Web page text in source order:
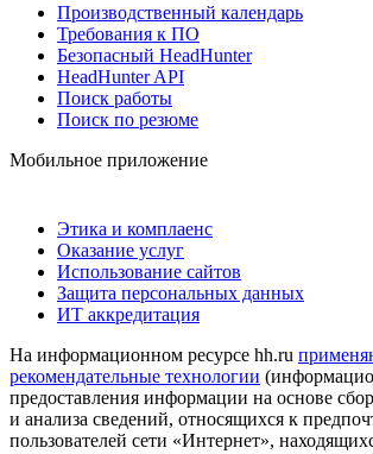
Производственный календарь
Требования к ПО
Безопасный HeadHunter
HeadHunter API
Поиск работы
Поиск по резюме
Мобильное приложение
Этика и комплаенс
Оказание услуг
Использование сайтов
Защита персональных данных
ИТ аккредитация
На информационном ресурсе hh.ru
рекомендательные технологии
предоставления информации на основе
и анализа сведений, относящихся к
пользователей сети «Интернет»,